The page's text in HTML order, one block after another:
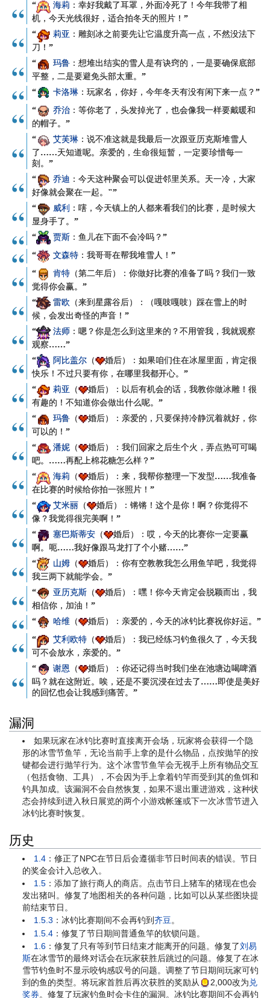
“
海莉 ：幸好我戴了耳罩，外面冷死了！今年我带了相
机，今天光线很好，适合拍冬天的照片！”
“
莉亚 ：雕刻冰之前要先让它温度升高一点，不然没法下
刀！”
“
玛鲁 ：想堆出结实的雪人是有诀窍的，一是要确保底部
平整，二是要避免头部太重。”
“
卡洛琳 ： 玩家名 ，你好，今年冬天有没有闲下来一点？”
“
乔治 ：等你老了，头发掉光了，也会像我一样要戴暖和
的帽子。”
“
艾芙琳 ：说不准这就是我最后一次跟亚历克斯堆雪人
了……天知道呢。亲爱的，生命很短暂，一定要珍惜每一
刻。”
“
乔迪 ：今天这种聚会可以促进邻里关系。天一冷，大家
好像就会聚在一起。"”
“
威利 ：嗐，今天镇上的人都来看我们的比赛，是时候大
显身手了。”
“
贾斯 ：鱼儿在下面不会冷吗？”
“
文森特 ：我哥哥在帮我堆雪人！”
“
肯特 （第二年后）：你做好比赛的准备了吗？我们一致
觉得你会赢。”
“
雷欧 （来到星露谷后）：（嘎吱嘎吱）踩在雪上的时
候，会发出奇怪的声音！”
“
法师 ：嗯？你是怎么到这里来的？不用管我，我就观察
观察……”
“
阿比盖尔 （
婚后）：如果咱们住在冰屋里面，肯定很
快乐！不过只要有你，在哪里我都开心。”
“
莉亚 （
婚后）：以后有机会的话，我教你做冰雕！很
有趣的！不知道你会做出什么呢。”
“
玛鲁 （
婚后）：亲爱的，只要保持冷静沉着就好，你
可以的！”
“
潘妮 （
婚后）：我们回家之后生个火，弄点热可可喝
吧。……再配上棉花糖怎么样？”
“
海莉 （
婚后）：来，我帮你整理一下发型……我准备
在比赛的时候给你拍一张照片！”
“
艾米丽 （
婚后）：锵锵！这个是你！啊？你觉得不
像？我觉得很完美啊！”
“
塞巴斯蒂安 （
婚后）：哎，今天的比赛你一定要赢
啊。呃……我好像跟马龙打了个小赌……”
“
山姆 （
婚后）：你有空教教我怎么用鱼竿吧，我觉得
我三两下就能学会。”
“
亚历克斯 （
婚后）：嘿！你今天肯定会脱颖而出，我
相信你，加油！”
“
哈维 （
婚后）：亲爱的，今天的冰钓比赛祝你好运。”
“
艾利欧特 （
婚后）：我已经练习钓鱼很久了，今天我
可不会放水，亲爱的。”
“
谢恩 （
婚后）：你还记得当时我们坐在池塘边喝啤酒
吗？就在这附近。唉，还是不要沉浸在过去了……即使是美好
的回忆也会让我感到痛苦。”
漏洞
如果玩家在冰钓比赛时直接离开会场，玩家将会获得一个隐
形的冰雪节鱼竿，无论当前手上拿的是什么物品，点按抛竿的按
键都会进行抛竿行为。这个冰雪节鱼竿会无视手上所有物品交互
（包括食物、工具），不会因为手上拿着钓竿而受到其的鱼饵和
钓具加成。该漏洞不会自然恢复，如果不退出重进游戏，这种状
态会持续到进入秋日展览的两个小游戏帐篷或下一次冰雪节进入
冰钓比赛时恢复。
历史
1.4 ：修正了NPC在节日后会遵循非节日时间表的错误。节日
的奖金会计入总收入。
1.5 ：添加了旅行商人的商店。点击节日上猪车的猪现在也会
发出猪叫。修复了地图相关的各种问题，比如可以从某些图块提
前结束节日。
1.5.3 ：冰钓比赛期间不会再钓到齐豆。
1.5.4 ：修复了节日期间普通鱼竿的软锁问题。
1.6 ：修复了只有等到节日结束才能离开的问题。修复了刘易
斯在冰雪节的最终对话会在玩家获胜后跳过的问题。修复了在冰
雪节钓鱼时不显示咬钩感叹号的问题。调整了节日期间玩家可钓
到的鱼的类型。将玩家首胜后再次获胜的奖励从
2,000改为 兑
奖券。修复了玩家钓鱼时会卡住的漏洞。冰钓比赛期间不会再钓